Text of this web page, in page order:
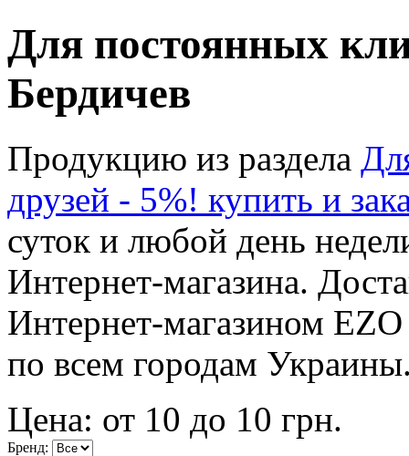
Для постоянных
Бердичев
Продукцию из раздела
друзей - 5%! купить и
суток и любой день
Интернет-магазина.
Интернет-магазином
по всем городам
Цена: от 10 до 10 грн.
Бренд: